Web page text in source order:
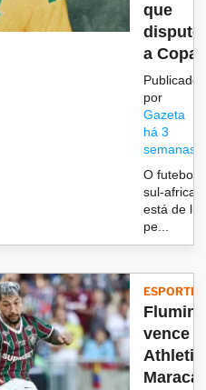
que
a
Publicado
por
Gazeta
há 3
semanas
O futebol
sul-
está de
pe...
ESPORTES
vence